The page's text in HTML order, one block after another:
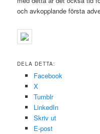
och avkopplande första
DELA DETTA:
Facebook
X
Tumblr
LinkedIn
Skriv ut
E-post